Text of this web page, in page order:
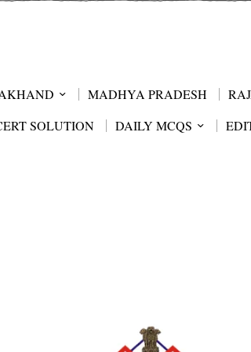
MADHYA PRADESH
SOLUTION DAILY MCQS